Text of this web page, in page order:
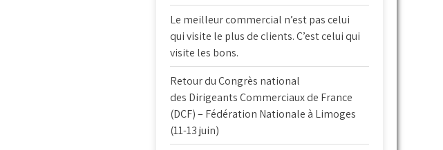
Le meilleur commercial n’est pas celui
qui visite le plus de clients. C’est celui qui
visite les bons.
Retour du Congrès national
des Dirigeants Commerciaux de France
(DCF) – Fédération Nationale à Limoges
(11-13 juin)